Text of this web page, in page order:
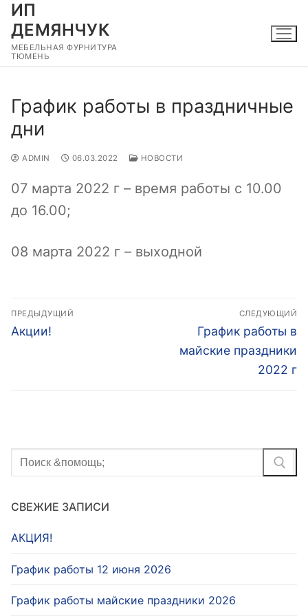
Перейти
содержимому
ИП
ДЕМЯНЧУК
МЕБЕЛЬНАЯ ФУРНИТУРА
ТЮМЕНЬ
График работы в праздничные
дни
ADMIN 06.03.2022 НОВОСТИ
07 марта 2022 г – время работы с 10.00
до 16.00;
08 марта 2022 г – выходной
Навигация
по
ПРЕДЫДУЩИЙ
Предыдущая
Акции!
СЛЕДУЮЩИЙ
Следующая
запись:
График работы в
майские праздники
2022 г
Найти:
СВЕЖИЕ ЗАПИСИ
АКЦИЯ!
График работы 12 июня 2026
График работы майские праздники 2026